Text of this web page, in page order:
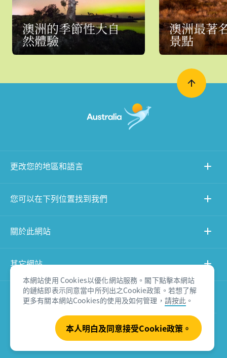
澳洲的季節性大自
然體驗
澳洲最著
景點
本網站使用 Cookies以優化網站服務。閣下點擊本網站
的鏈結即表示同意當中所列出之Cookie政策。若想了解
更多有關本網站Cookies的使用及如何管理， 請按此 。
本人明白及同意接受Cookie政策。
更改您的地區和語言
您可以在下列位置找到我們
關於此網站
其它網站
產品免責聲明